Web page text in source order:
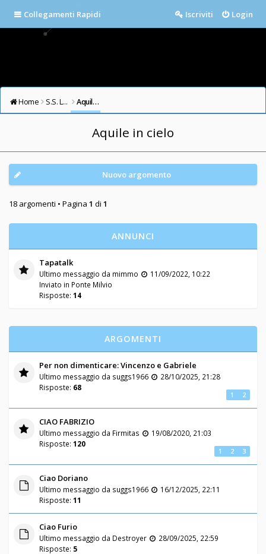
Collegamenti Rapidi Login
Iscriviti
Home S.S. LAZIO FORUM Aquile in cielo
Aquile in cielo
Nuovo argomento
18 argomenti • Pagina 1 di 1
ANNUNCI
Tapatalk
Ultimo messaggio da mimmo
11/09/2022, 10:22
Inviato in Ponte Milvio
Risposte: 14
ARGOMENTI
Per non dimenticare: Vincenzo e Gabriele
Ultimo messaggio da suggs1966
28/10/2025, 21:28
Risposte: 68
1 2
CIAO FABRIZIO
Ultimo messaggio da Firmitas
19/08/2020, 21:03
Risposte: 120
1 2 3
Ciao Doriano
Ultimo messaggio da suggs1966
16/12/2025, 22:11
Risposte: 11
Ciao Furio
Ultimo messaggio da Destroyer
28/09/2025, 22:59
Risposte: 5